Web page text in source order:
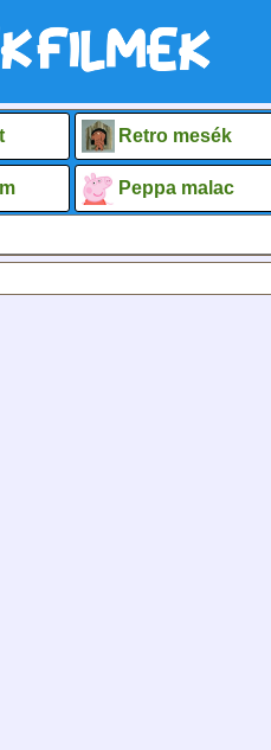
Retro mesék
Peppa malac